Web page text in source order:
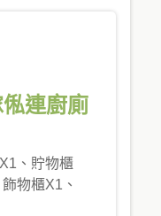
連廚廁
、貯物櫃
物櫃X1、